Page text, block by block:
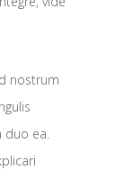
nostrum
duo ea.